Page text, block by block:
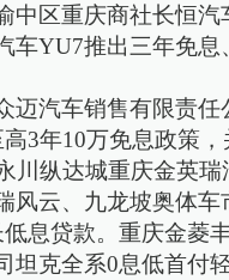
中区重庆商社长恒汽
车YU7推出三年免息
迈汽车销售有限责任
3年10万免息政策
川纵达城重庆金英瑞
风云、九龙坡奥体车
息贷款。重庆金菱
坦克全系0息低首付